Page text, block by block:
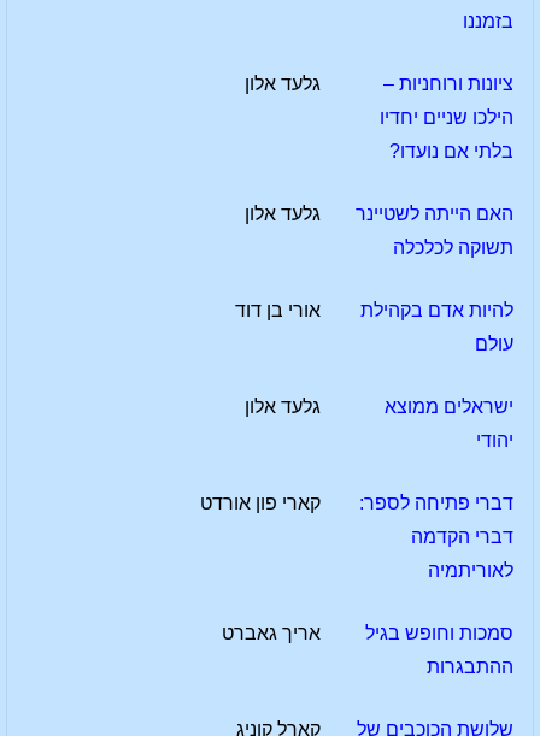
בזמננו
ציונות ורוחניות –
הילכו שניים יחדיו
בלתי אם נועדו?
גלעד אלון
האם הייתה לשטיינר
תשוקה לכלכלה
גלעד אלון
להיות אדם בקהילת
עולם
אורי בן דוד
ישראלים ממוצא
יהודי
גלעד אלון
דברי פתיחה לספר:
דברי הקדמה
לאוריתמיה
קארי פון אורדט
סמכות וחופש בגיל
ההתבגרות
אריך גאברט
שלושת הכוכבים של קארל קוניג